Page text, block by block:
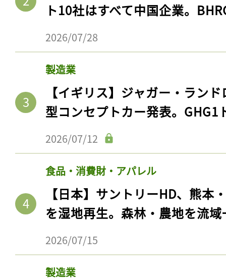
ト10社はすべて中国企業。
2026/07/28
製造業
【イギリス】ジャガー・ラン
型コンセプトカー発表。GHG1
2026/07/12
食品・消費財・アパレル
【日本】サントリーHD、熊本
を湿地再生。森林・農地を流
2026/07/15
製造業
記事をお気に入りに